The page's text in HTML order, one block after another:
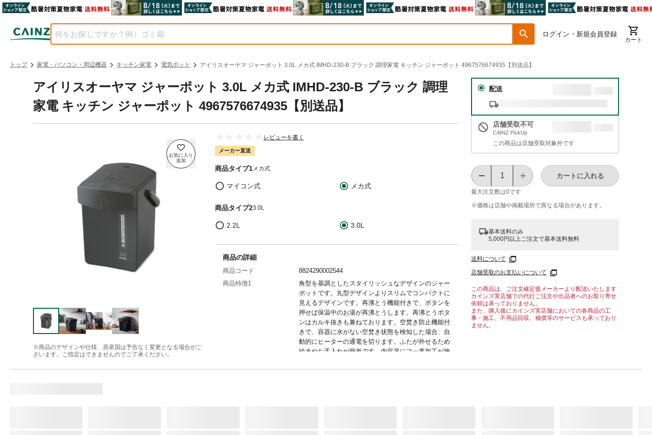
ログイン・新規会員登録
カート
トップ 家電・パソコン・周辺機器 キッチン家電 電気ポット アイリスオーヤマ ジャーポット 3.0L メカ式 IMHD-230-B ブラック 調理家電 キッチン ジャーポット 4967576674935【別送品】
アイリスオーヤマ ジャーポット 3.0L メカ式 IMHD-230-B ブラック 調理
家電 キッチン ジャーポット 4967576674935【別送品】
※商品のデザインや仕様、原産国は予告なく変更となる場合がご
ざいます。ご指定はできませんのでご了承ください。
レビューを書く
メーカー直送
商品タイプ1メカ式
マイコン式 メカ式
商品タイプ23.0L
2.2L 3.0L
配送
店舗受取不可
CAINZ PickUp
この商品は店舗受取対象外です
最大注文数は0です
カートに入れる
※価格は​店舗や​掲載場所で​異なる​場合が​あります。
基本送料のみ
5,000円以上ご注文で基本送料無料
送料について
店舗受取のお支払いについて
この商品は、ご注文確定後メーカーより配送いたします
カインズ実店舗での代行ご注文や出品者へのお取り寄せ
依頼は承っておりません。
また、購入後にカインズ実店舗においての各商品の工
事・施工、不用品回収、補償等のサービスも承っており
ません。
商品の詳細
商品コード
8824290002544
商品特徴1
角型を基調としたスタイリッシュなデザインのジャー
ポットです。丸型デザインよりスリムでコンパクトに
見えるデザインです。再沸とう機能付きで、ボタンを
押せば保温中のお湯が再沸とうします。再沸とうボタ
ンはカルキ抜きも兼ねております。空焚き防止機能付
きで、容器に水がない空焚き状態を検知した場合、自
動的にヒーターの通電を切ります。ふたが外せるため
給水やお手入れが簡単です。内容器にフッ素加工が施
です。